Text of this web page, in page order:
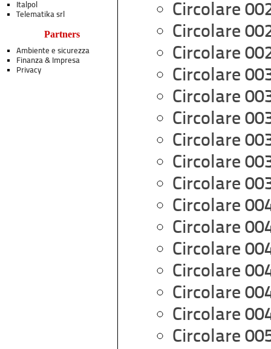
Italpol
Telematika srl
Partners
Ambiente e sicurezza
Finanza & Impresa
Privacy
Circolare
Circolare
Circolare
Circolare
Circolare
Circolare
Circolare
Circolare
Circolare
Circolare
Circolare
Circolare
Circolare
Circolare
Circolare
Circolare